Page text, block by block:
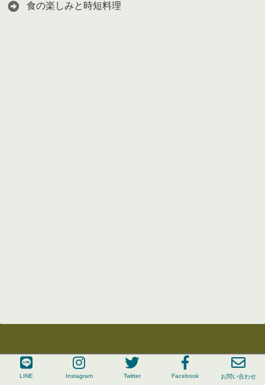
成瀬汐里"LINE公式登録"・"お問い合わせ"はこちらから
LINE
食の楽しみと時短料理
LINE Instagram Twitter Facebook お問い合わせ
人生のブレイクタイム , 2026 All Rights Reserved.